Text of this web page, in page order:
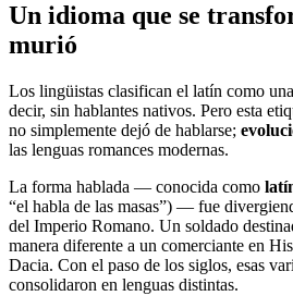
Un idioma que se
murió
Los lingüistas clasifican el latín como una
decir, sin hablantes nativos. Pero esta
no simplemente dejó de hablarse;
las lenguas romances modernas.
La forma hablada — conocida como
“el habla de las masas”) — fue
del Imperio Romano. Un soldado
manera diferente a un comerciante en
Dacia. Con el paso de los siglos, esas
consolidaron en lenguas distintas.